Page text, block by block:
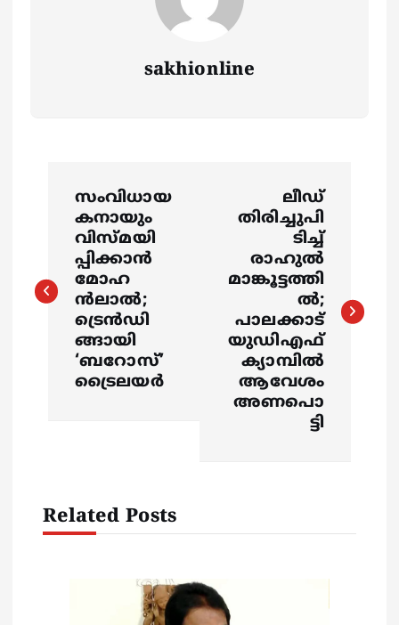
sakhionline
s
t
g
സംവിധായ
കനായും
വിസ്‍മയി
പ്പിക്കാന്‍
മോഹ
ന്‍ലാല്‍;
ട്രെൻഡി
ങ്ങായി
‘ബറോസ്’
ട്രൈലയർ
ലീഡ്
തിരിച്ചുപി
ടിച്ച്
രാഹുൽ
മാങ്കൂട്ടത്തി
ൽ;
പാലക്കാട്‌
യുഡിഎഫ്
ക്യാമ്പിൽ
ആവേശം
അണപൊ
ട്ടി
Related Posts